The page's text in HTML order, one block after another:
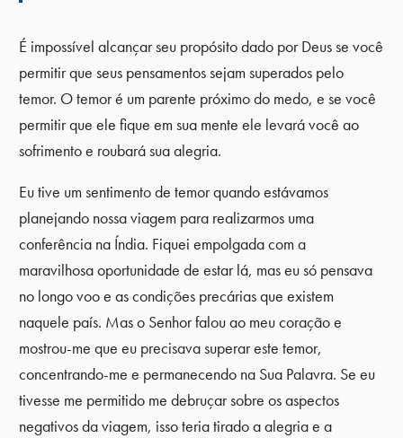
É impossível alcançar seu propósito dado por Deus se você
permitir que seus pensamentos sejam superados pelo
temor. O temor é um parente próximo do medo, e se você
permitir que ele fique em sua mente ele levará você ao
sofrimento e roubará sua alegria.
Eu tive um sentimento de temor quando estávamos
planejando nossa viagem para realizarmos uma
conferência na Índia. Fiquei empolgada com a
maravilhosa oportunidade de estar lá, mas eu só pensava
no longo voo e as condições precárias que existem
naquele país. Mas o Senhor falou ao meu coração e
mostrou-me que eu precisava superar este temor,
concentrando-me e permanecendo na Sua Palavra. Se eu
tivesse me permitido me debruçar sobre os aspectos
negativos da viagem, isso teria tirado a alegria e a